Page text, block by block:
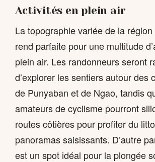
Activités en plein air
La topographie variée de la
rend parfaite pour une multitude
plein air. Les randonneurs seront
d’explorer les sentiers autour des
de Punyaban et de Ngao, tandis
amateurs de cyclisme pourront
routes côtières pour profiter du
panoramas saisissants. D’autre
est un spot idéal pour la plongée